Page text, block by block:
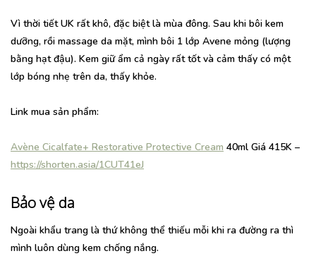
Vì thời tiết UK rất khô, đặc biệt là mùa đông. Sau khi bôi kem
dưỡng, rồi massage da mặt, mình bôi 1 lớp Avene mỏng (lượng
bằng hạt đậu). Kem giữ ẩm cả ngày rất tốt và cảm thấy có một
lớp bóng nhẹ trên da, thấy khỏe.
Link mua sản phẩm:
Avène Cicalfate+ Restorative Protective Cream 40ml Giá 415K –
https://shorten.asia/1CUT41eJ
Bảo vệ da
Ngoài khẩu trang là thứ không thể thiếu mỗi khi ra đường ra thì
mình luôn dùng kem chống nắng.